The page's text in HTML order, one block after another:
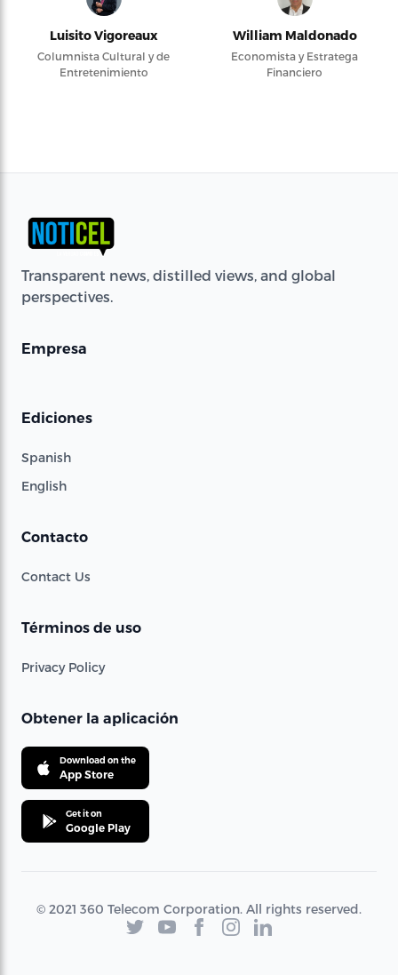
Luisito Vigoreaux
Columnista Cultural y de
Entretenimiento
William Maldonado
Economista y Estratega
Financiero
Transparent news, distilled views, and global
perspectives.
Empresa
Ediciones
Spanish
English
Contacto
Contact Us
Términos de uso
Privacy Policy
Obtener la aplicación
Download on the
App Store
Get it on
Google Play
© 2021 360 Telecom Corporation. All rights reserved.